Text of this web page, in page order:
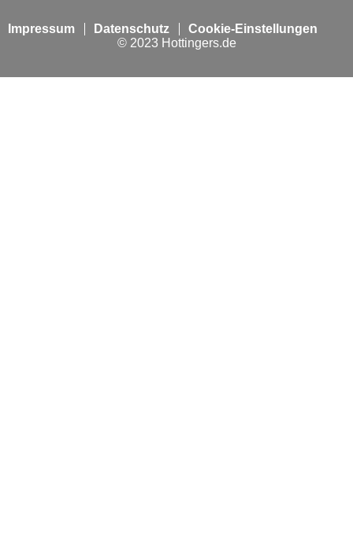
Impressum Datenschutz
Cookie-Einstellungen
© 2023 Hottingers.de